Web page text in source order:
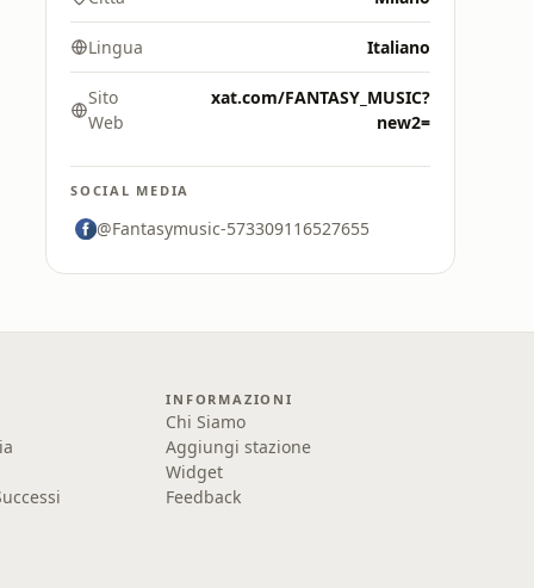
Lingua Italiano
Sito
Web
xat.com/FANTASY_MUSIC?
new2=
SOCIAL MEDIA
@Fantasymusic-573309116527655
INFORMAZIONI
Chi Siamo
Aggiungi stazione
Widget
Feedback